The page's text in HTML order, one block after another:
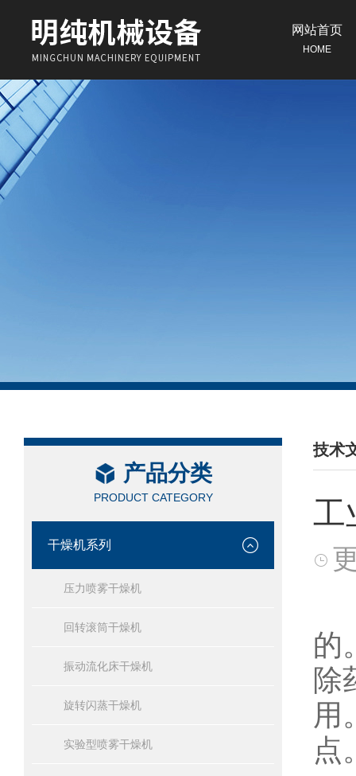
网站首页
HOME
产品分类
PRODUCT CATEGORY
干燥机系列
压力喷雾干燥机
回转滚筒干燥机
振动流化床干燥机
旋转闪蒸干燥机
实验型喷雾干燥机
技术
/
工
的
除
用
点